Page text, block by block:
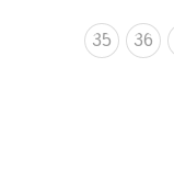
35 36